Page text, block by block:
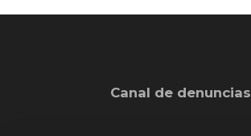
Canal de denuncias